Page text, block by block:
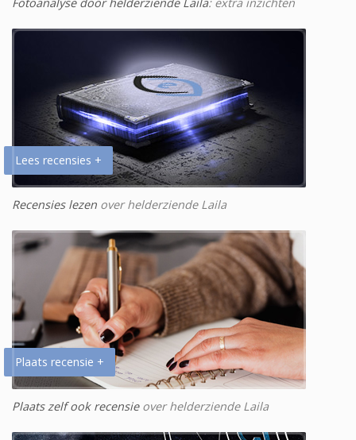
Lees recensies +
Recensies lezen over helderziende Laila
Plaats recensie +
Plaats zelf ook recensieover helderziende Laila